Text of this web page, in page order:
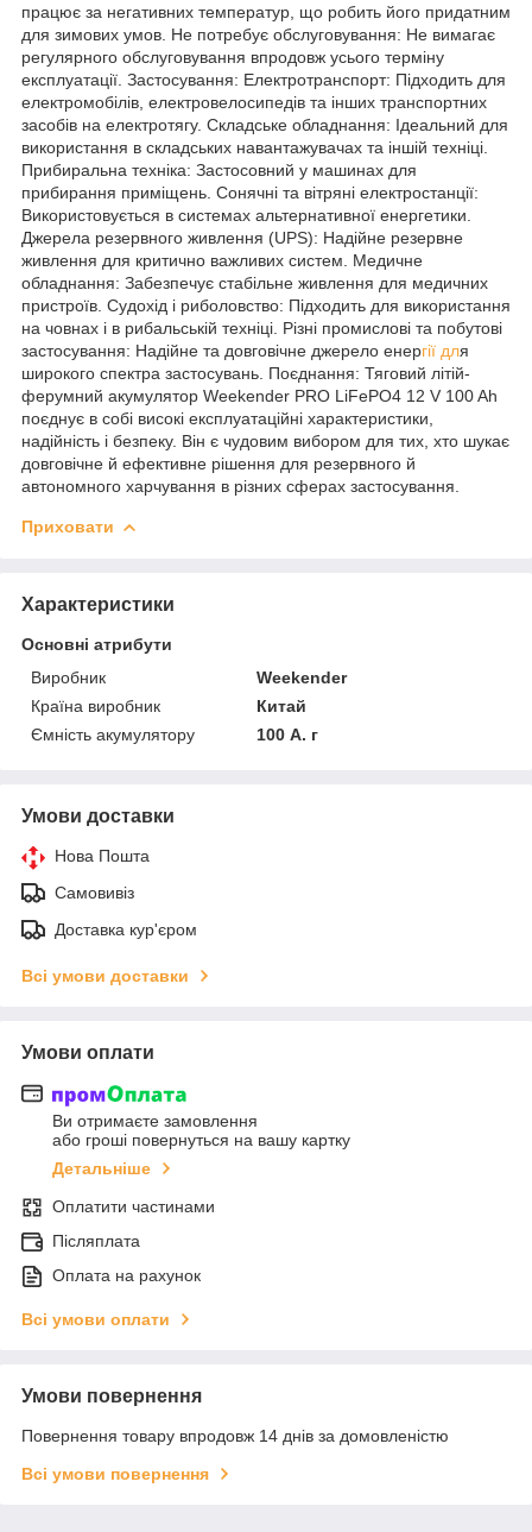
працює за негативних температур, що робить його придатним
для зимових умов. Не потребує обслуговування: Не вимагає
регулярного обслуговування впродовж усього терміну
експлуатації. Застосування: Електротранспорт: Підходить для
електромобілів, електровелосипедів та інших транспортних
засобів на електротягу. Складське обладнання: Ідеальний для
використання в складських навантажувачах та іншій техніці.
Прибиральна техніка: Застосовний у машинах для
прибирання приміщень. Сонячні та вітряні електростанції:
Використовується в системах альтернативної енергетики.
Джерела резервного живлення (UPS): Надійне резервне
живлення для критично важливих систем. Медичне
обладнання: Забезпечує стабільне живлення для медичних
пристроїв. Судохід і риболовство: Підходить для використання
на човнах і в рибальській техніці. Різні промислові та побутові
застосування: Надійне та довговічне джерело енергії для
широкого спектра застосувань. Поєднання: Тяговий літій-
ферумний акумулятор Weekender PRO LiFePO4 12 V 100 Ah
поєднує в собі високі експлуатаційні характеристики,
надійність і безпеку. Він є чудовим вибором для тих, хто шукає
довговічне й ефективне рішення для резервного й
автономного харчування в різних сферах застосування.
Приховати
Характеристики
Основні атрибути
Виробник
Weekender
Країна виробник
Китай
Ємність акумулятору
100 А. г
Умови доставки
Нова Пошта
Самовивіз
Доставка кур'єром
Всі умови доставки
Умови оплати
Ви отримаєте замовлення
або гроші повернуться на вашу картку
Детальніше
Оплатити частинами
Післяплата
Оплата на рахунок
Всі умови оплати
Умови повернення
Повернення товару впродовж 14 днів за домовленістю
Всі умови повернення